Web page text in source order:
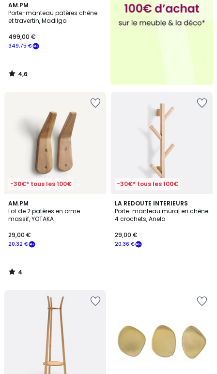
AM.PM
Porte-manteau patères chêne
et travertin, Madilgo
349,75 €
499,00 €
4,6
/ 5
4,6
/
-30€* tous les 100€
AM.PM
Lot de 2 patères en orme
massif, YOTAKA
20,32 €
29,00 €
4
/
5
4
/
-30€* tous les 100€
LA REDOUTE INTERIEURS
Porte-manteau mural en chêne
4 crochets, Anela
20,36 €
29,00 €